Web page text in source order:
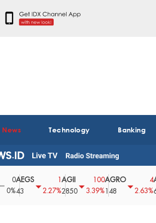
Technology Banking
AEGS
43
2.27%2850
3.39%
AGRO
148
2.63%
AGRS
62